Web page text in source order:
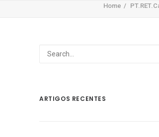
Home
ARTIGOS RECENTES